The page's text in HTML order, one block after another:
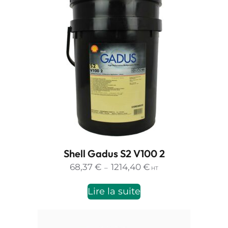
Shell Gadus S2 V100 2
68,37 € – 1214,40 €Plage
HT
Lire la suite